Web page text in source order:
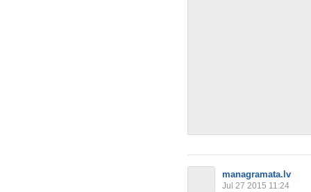
managramata.lv
Jul 27 2015 11:24